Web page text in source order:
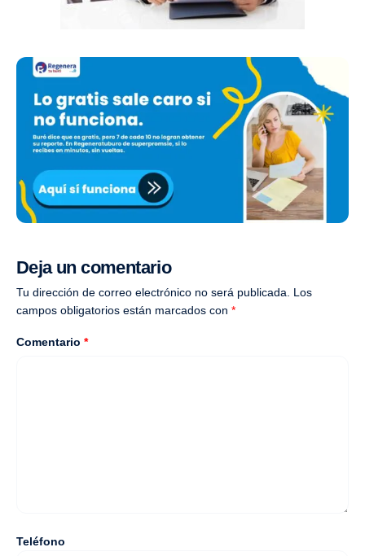
Deja un comentario
Tu dirección de correo electrónico no será publicada.
Los
campos obligatorios están marcados con *
Comentario *
Teléfono